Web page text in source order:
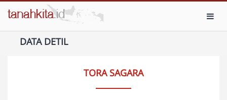
DATA DETIL
TORA SAGARA